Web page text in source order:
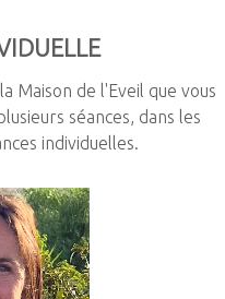
Maison de l'Eveil que vous
séances, dans les
individuelles.